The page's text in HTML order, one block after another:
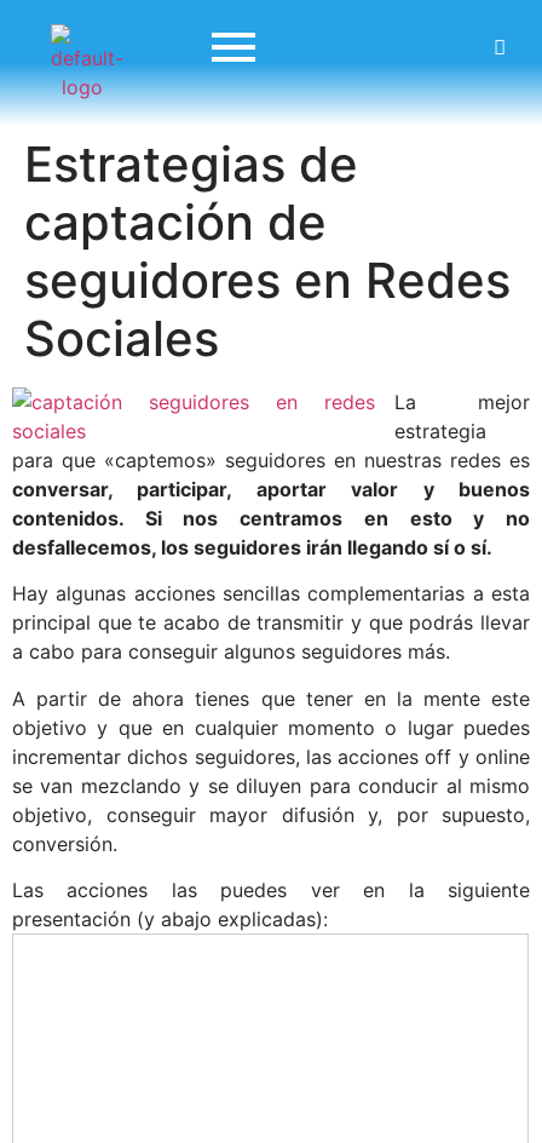
Estrategias de
captación de
seguidores en Redes
Sociales
La mejor
estrategia
para que «captemos» seguidores en nuestras redes es
conversar, participar, aportar valor y buenos
contenidos. Si nos centramos en esto y no
desfallecemos, los seguidores irán llegando sí o sí.
Hay algunas acciones sencillas complementarias a esta
principal que te acabo de transmitir y que podrás llevar
a cabo para conseguir algunos seguidores más.
A partir de ahora tienes que tener en la mente este
objetivo y que en cualquier momento o lugar puedes
incrementar dichos seguidores, las acciones off y online
se van mezclando y se diluyen para conducir al mismo
objetivo, conseguir mayor difusión y, por supuesto,
conversión.
Las acciones las puedes ver en la siguiente
presentación (y abajo explicadas):